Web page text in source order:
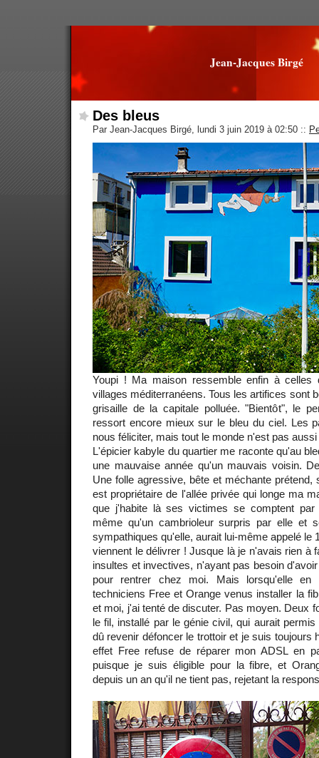
Jean-Jacques Birgé
Des bleus
Par Jean-Jacques Birgé, lundi 3 juin 2019 à 02:50 ::
Youpi ! Ma maison ressemble enfin à celles
villages méditerranéens. Tous les artifices sont
grisaille de la capitale polluée. "Bientôt", le
ressort encore mieux sur le bleu du ciel. Les
nous féliciter, mais tout le monde n'est pas
L'épicier kabyle du quartier me raconte qu'au
une mauvaise année qu'un mauvais voisin.
Une folle agressive, bête et méchante prétend,
est propriétaire de l'allée privée qui longe ma
que j'habite là ses victimes se comptent par
même qu'un cambrioleur surpris par elle et
sympathiques qu'elle, aurait lui-même appelé le
viennent le délivrer ! Jusque là je n'avais rien à
insultes et invectives, n'ayant pas besoin
pour rentrer chez moi. Mais lorsqu'elle
techniciens Free et Orange venus installer la
et moi, j'ai tenté de discuter. Pas moyen. Deux
le fil, installé par le génie civil, qui aurait
dû revenir défoncer le trottoir et je suis toujours
effet Free refuse de réparer mon ADSL en
puisque je suis éligible pour la fibre, et
depuis un an qu'il ne tient pas, rejetant la